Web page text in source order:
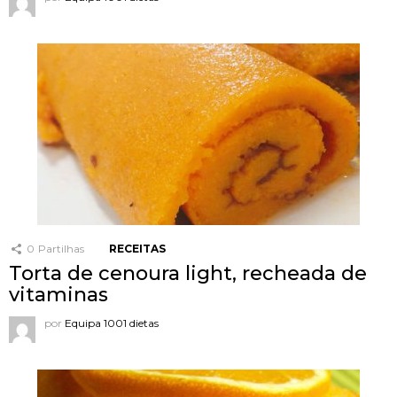
0 Partilhas RECEITAS
Torta de cenoura light, recheada de
vitaminas
por Equipa 1001 dietas